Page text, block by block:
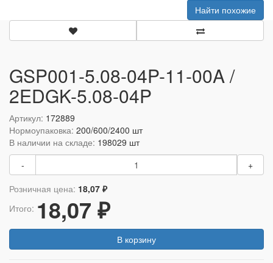
Найти похожие
GSP001-5.08-04P-11-00A /
2EDGK-5.08-04P
Артикул: 172889
Нормоупаковка: 200/600/2400 шт
В наличии на складе: 198029 шт
-
+
Розничная цена: 18,07 ₽
Итого: 18,07 ₽
В корзину